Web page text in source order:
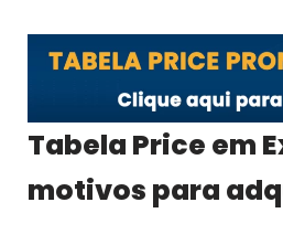
Tabela Price em
motivos para